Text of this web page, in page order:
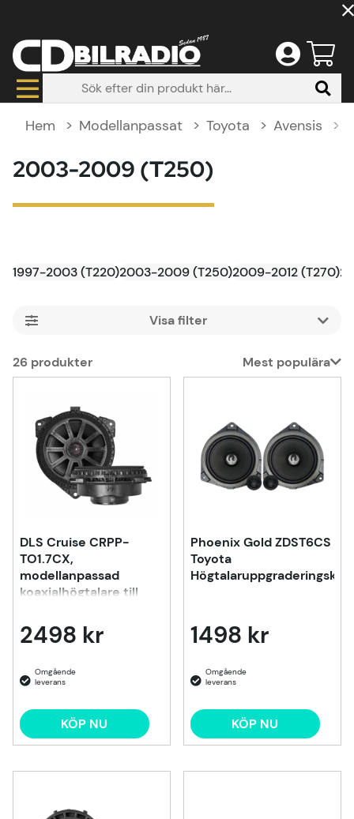
Hem Modellanpassat Toyota Avensis
2003-2009 (T250)
1997-2003 (T220)2003-2009 (T250)2009-2012 (T270)
Filtrera
26 produkter
Mest populära
DLS Cruise CRPP-
TO1.7CX,
modellanpassad
koaxialhögtalare till
fler
2498 kr
KÖP NU
Phoenix Gold ZDST6CS
Toyota
Högtalaruppgraderingskit
1498 kr
KÖP NU